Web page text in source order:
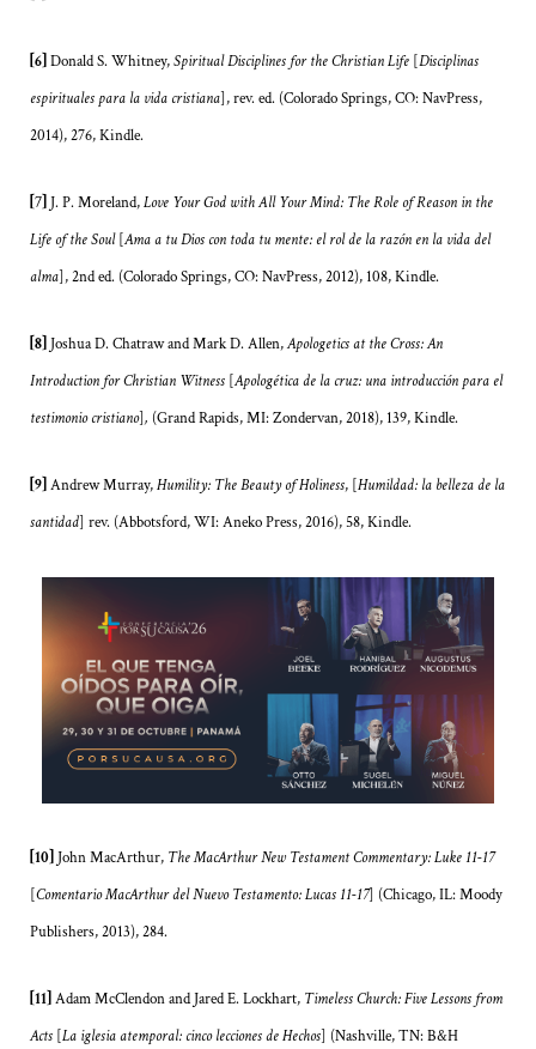
[6] Donald S. Whitney,Spiritual Disciplines for the Christian Life [Disciplinas
espirituales para la vida cristiana], rev. ed. (Colorado Springs, CO: NavPress,
2014), 276, Kindle.
[7] J. P. Moreland,Love Your God with All Your Mind: The Role of Reason in the
Life of the Soul[Ama a tu Dios con toda tu mente: el rol de la razón en la vida del
alma], 2nd ed. (Colorado Springs, CO: NavPress, 2012), 108, Kindle.
[8] Joshua D. Chatraw and Mark D. Allen,Apologetics at the Cross: An
Introduction for Christian Witness [Apologética de la cruz: una introducción para el
testimonio cristiano], (Grand Rapids, MI: Zondervan, 2018), 139, Kindle.
[9] Andrew Murray,Humility: The Beauty of Holiness, [Humildad: la belleza de la
santidad] rev. (Abbotsford, WI: Aneko Press, 2016), 58, Kindle.
[10] John MacArthur, The MacArthur New Testament Commentary: Luke 11-17
[Comentario MacArthur del Nuevo Testamento: Lucas 11-17] (Chicago, IL: Moody
Publishers, 2013), 284.
[11] Adam McClendon and Jared E. Lockhart, Timeless Church: Five Lessons from
Acts [La iglesia atemporal: cinco lecciones de Hechos] (Nashville, TN: B&H